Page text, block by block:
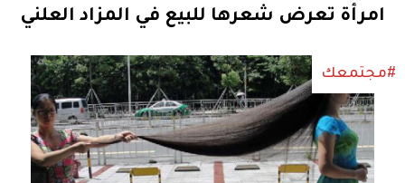
امرأة تعرض شعرها للبيع في المزاد العلني
#مجتمعك